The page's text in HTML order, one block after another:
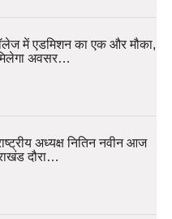
में एडमिशन का एक और मौका,
अवसर…
अध्यक्ष नितिन नवीन आज
दौरा…